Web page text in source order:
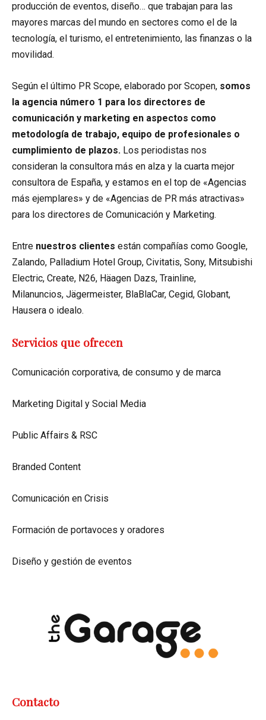
producción de eventos, diseño… que trabajan para las
mayores marcas del mundo en sectores como el de la
tecnología, el turismo, el entretenimiento, las finanzas o la
movilidad.
Según el último PR Scope, elaborado por Scopen, somos
la agencia número 1 para los directores de
comunicación y marketing en aspectos como
metodología de trabajo, equipo de profesionales o
cumplimiento de plazos. Los periodistas nos
consideran la consultora más en alza y la cuarta mejor
consultora de España, y estamos en el top de «Agencias
más ejemplares» y de «Agencias de PR más atractivas»
para los directores de Comunicación y Marketing.
Entre nuestros clientes están compañías como Google,
Zalando, Palladium Hotel Group, Civitatis, Sony, Mitsubishi
Electric, Create, N26, Häagen Dazs, Trainline,
Milanuncios, Jägermeister, BlaBlaCar, Cegid, Globant,
Hausera o idealo.
Servicios que ofrecen
Comunicación corporativa, de consumo y de marca
Marketing Digital y Social Media
Public Affairs & RSC
Branded Content
Comunicación en Crisis
Formación de portavoces y oradores
Diseño y gestión de eventos
Contacto